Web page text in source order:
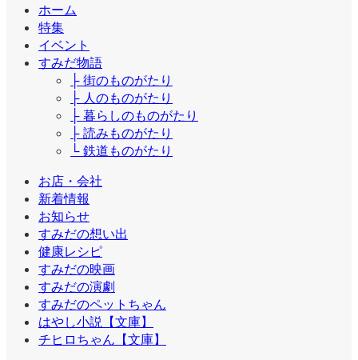
ホーム
特集
イベント
すみだ物語
├ 街のものがたり
├ 人のものがたり
├ 暮らしのものがたり
├ 読みものがたり
└ 鉄道ものがたり
お店・会社
新着情報
お知らせ
すみだの想い出
健康レシピ
すみだの映画
すみだの演劇
すみだのペットちゃん
はやし小説【文庫】
チヒロちゃん【文庫】